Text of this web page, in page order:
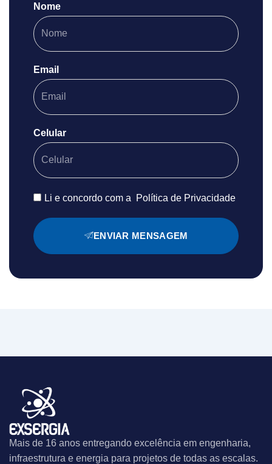
Nome
Email
Celular
Li e concordo com a Política de Privacidade
ENVIAR MENSAGEM
Mais de 16 anos entregando excelência em engenharia,
infraestrutura e energia para projetos de todas as escalas.